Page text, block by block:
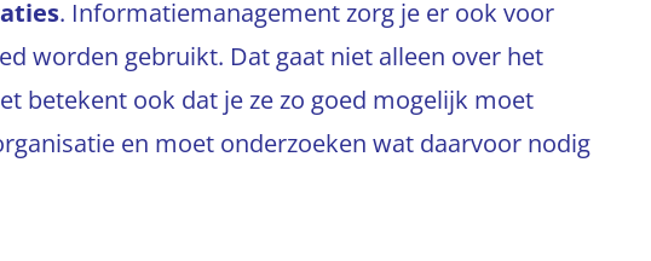
. Informatiemanagement zorg je er ook voor
worden gebruikt. Dat gaat niet alleen over het
betekent ook dat je ze zo goed mogelijk moet
en moet onderzoeken wat daarvoor nodig